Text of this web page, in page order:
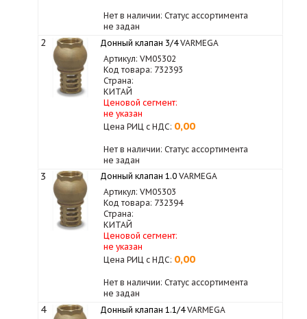
Нет в наличии: Статус ассортимента
не задан
2 Донный клапан 3/4VARMEGA
Артикул: VM05302
Код товара: 732393
Страна:
КИТАЙ
Ценовой сегмент:
не указан
Цена РИЦ с НДС: 0,00
Нет в наличии: Статус ассортимента
не задан
3 Донный клапан 1.0VARMEGA
Артикул: VM05303
Код товара: 732394
Страна:
КИТАЙ
Ценовой сегмент:
не указан
Цена РИЦ с НДС: 0,00
Нет в наличии: Статус ассортимента
не задан
4 Донный клапан 1.1/4VARMEGA